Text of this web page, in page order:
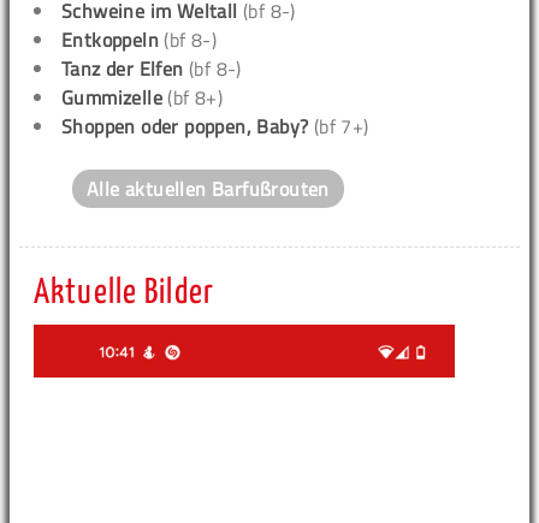
Schweine im Weltall (bf 8-)
Entkoppeln (bf 8-)
Tanz der Elfen (bf 8-)
Gummizelle (bf 8+)
Shoppen oder poppen, Baby? (bf 7+)
Alle aktuellen Barfußrouten
Aktuelle Bilder